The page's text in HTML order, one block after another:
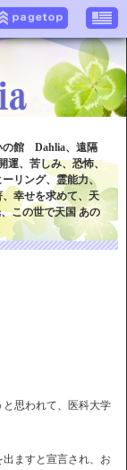
の館 Dahlia、遠隔
運、苦しみ、恐怖、
リング、霊能力、
幸せを求めて、天
この世で天国 あの
思われて、医科大学
ますと宣言され、お